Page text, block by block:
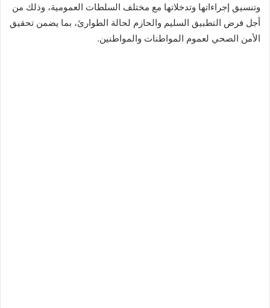
وتنسيق إجراءاتها وتدخلاتها مع مختلف السلطات العمومية، وذلك من
أجل فرض التطبيق السليم والحازم لحالة الطوارئ، بما يضمن تحقيق
الأمن الصحي لعموم المواطنات والمواطنين.